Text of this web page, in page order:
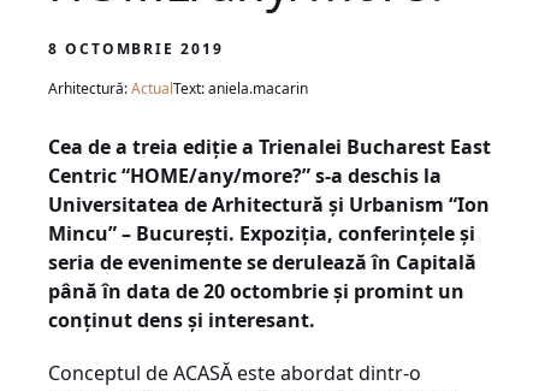
8 OCTOMBRIE 2019
Arhitectură:ActualText: aniela.macarin
Cea de a treia ediție a Trienalei Bucharest East
Centric “HOME/any/more?” s-a deschis la
Universitatea de Arhitectură și Urbanism “Ion
Mincu” – București. Expoziția, conferințele și
seria de evenimente se derulează în Capitală
până în data de 20 octombrie și promint un
conținut dens și interesant.
Conceptul de ACASĂ este abordat dintr-o